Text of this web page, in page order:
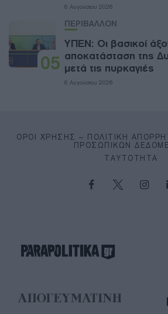
6 Αυγούστου 2026
05
ΠΕΡΙΒΑΛΛΟΝ
ΥΠΕΝ: Oι βασικοί
αποκατάσταση της
μετά τις πυρκαγιές
6 Αυγούστου 2026
ΌΡΟΙ ΧΡΉΣΗΣ – ΠΟΛΙΤΙΚΉ
ΠΡΟΣΩΠΙΚΏΝ
ΤΑΥΤΌΤΗΤΑ